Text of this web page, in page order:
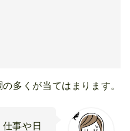
多くが当てはまります。
事や日